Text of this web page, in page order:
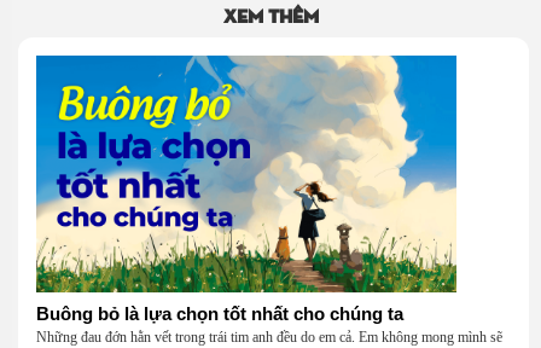
Xem thêm
Buông bỏ là lựa chọn tốt nhất cho chúng ta
Những đau đớn hằn vết trong trái tim anh đều do em cả. Em không mong mình sẽ